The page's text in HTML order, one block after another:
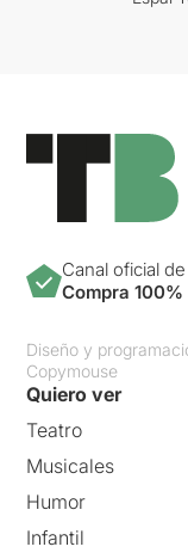
Canal oficial
Compra
Diseño y
Copymouse
Quiero ver
Teatro
Musicales
Humor
Infantil